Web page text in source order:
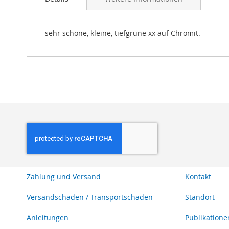
sehr schöne, kleine, tiefgrüne xx auf Chromit.
Zahlung und Versand
Versandschaden / Transportschaden
Anleitungen
Kontakt
Standort